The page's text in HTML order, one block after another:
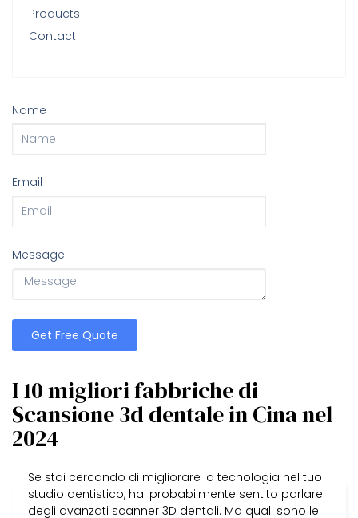
Products
Contact
Name
Email
Message
Get Free Quote
I 10 migliori fabbriche di
Scansione 3d dentale in Cina nel
2024
Se stai cercando di migliorare la tecnologia nel tuo
studio dentistico, hai probabilmente sentito parlare
degli avanzati scanner 3D dentali. Ma quali sono le